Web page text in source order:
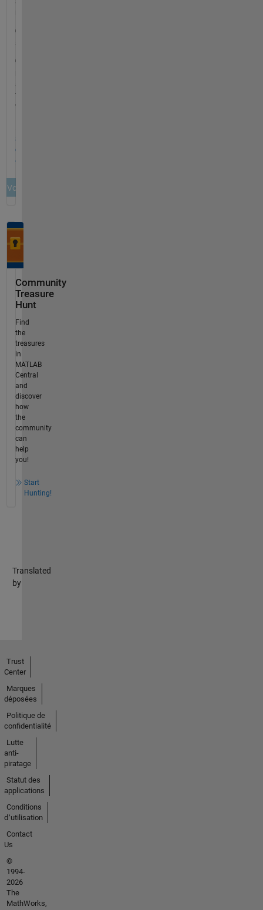
Community
Treasure
Hunt
Find
the
treasures
in
MATLAB
Central
and
discover
how
the
community
can
help
you!
Start
Hunting!
Translated
by
Trust
Center
Marques
déposées
Politique de
confidentialité
Lutte
anti-
piratage
Statut des
applications
Conditions
d՚utilisation
Contact
Us
©
1994-
2026
The
MathWorks,